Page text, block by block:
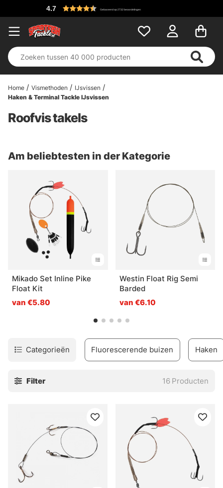
4.7 Gebaseerd op 2732 beoordelingen
Home Vismethoden
IJsvissen
Haken & Terminal Tackle IJsvissen
Roofvis takels
Am beliebtesten in der Kategorie
Mikado Set Inline Pike
Float Kit
van €5.80
Westin Float Rig Semi
Barded
van €6.10
Categorieën Fluorescerende buizen Haken
Filter 16 Producten